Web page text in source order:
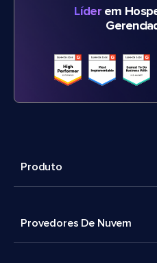
Líderem
Produto
Provedores De Nuvem